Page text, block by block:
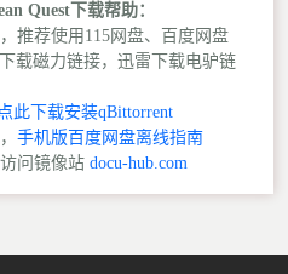
Quest下载帮助：
推荐使用115网盘、百度网盘
载磁力链接，迅雷下载电驴链
此下载安装qBittorrent
， 手机版百度网盘离线指南
问镜像站 docu-hub.com